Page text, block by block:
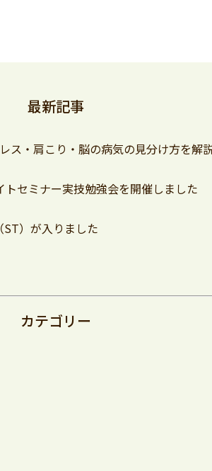
最新記事
ス・肩こり・脳の病気の見分け方を解
トセミナー実技勉強会を開催しました
）が入りました
カテゴリー